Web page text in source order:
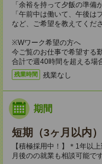
「余裕を持って夕飯の準備
「午前中は働いて、午後は
など、ご希望を教えてくだ
※Wワーク希望の方へ
今ご覧のお仕事で希望する
合計で週40時間を超える場
残業時間 残業なし
期間
短期（3ヶ月以内）
【積極採用中！】＊1年以
月後のの就業も相談可能で